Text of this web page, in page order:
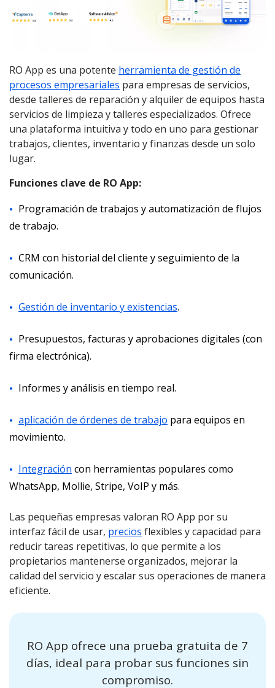
RO App es una potente herramienta de gestión de
procesos empresariales para empresas de servicios,
desde talleres de reparación y alquiler de equipos hasta
servicios de limpieza y talleres especializados. Ofrece
una plataforma intuitiva y todo en uno para gestionar
trabajos, clientes, inventario y finanzas desde un solo
lugar.
Funciones clave de RO App:
Programación de trabajos y automatización de flujos
de trabajo.
CRM con historial del cliente y seguimiento de la
comunicación.
Gestión de inventario y existencias.
Presupuestos, facturas y aprobaciones digitales (con
firma electrónica).
Informes y análisis en tiempo real.
aplicación de órdenes de trabajo para equipos en
movimiento.
Integración con herramientas populares como
WhatsApp, Mollie, Stripe, VoIP y más.
Las pequeñas empresas valoran RO App por su
interfaz fácil de usar, precios flexibles y capacidad para
reducir tareas repetitivas, lo que permite a los
propietarios mantenerse organizados, mejorar la
calidad del servicio y escalar sus operaciones de manera
eficiente.
RO App ofrece una prueba gratuita de 7
días, ideal para probar sus funciones sin
compromiso.